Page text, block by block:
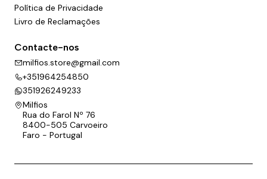
Política de Privacidade
Livro de Reclamações
Contacte-nos
milfios.store@gmail.com
+351964254850
351926249233
Milfios
Rua do Farol Nº 76
8400-505 Carvoeiro
Faro - Portugal